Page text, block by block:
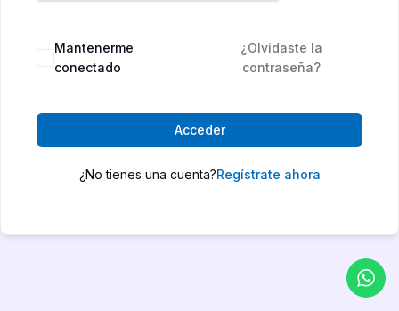
Mantenerme
conectado
¿Olvidaste la
contraseña?
Acceder
¿No tienes una cuenta?Regístrate ahora